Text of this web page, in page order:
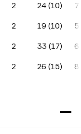
2 24 (10) 7
2 19 (10) 5
2 33 (17) 6
2 26 (15) 8